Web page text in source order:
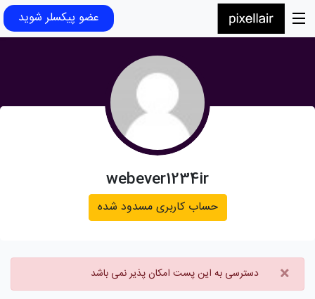
عضو پیکسلر شوید
webever1234ir
حساب کاربری مسدود شده
× دسترسی به این پست امکان پذیر نمی باشد